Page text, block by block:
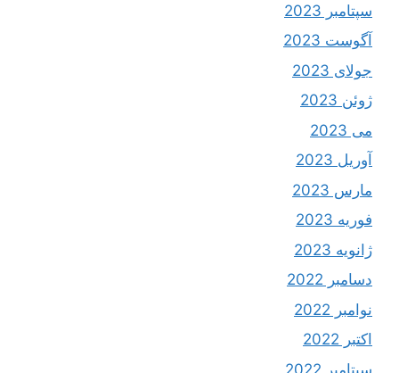
سپتامبر 2023
آگوست 2023
جولای 2023
ژوئن 2023
می 2023
آوریل 2023
مارس 2023
فوریه 2023
ژانویه 2023
دسامبر 2022
نوامبر 2022
اکتبر 2022
سپتامبر 2022